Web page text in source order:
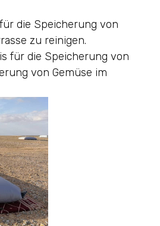
die Speicherung von
zu reinigen.
für die Speicherung von
von Gemüse im